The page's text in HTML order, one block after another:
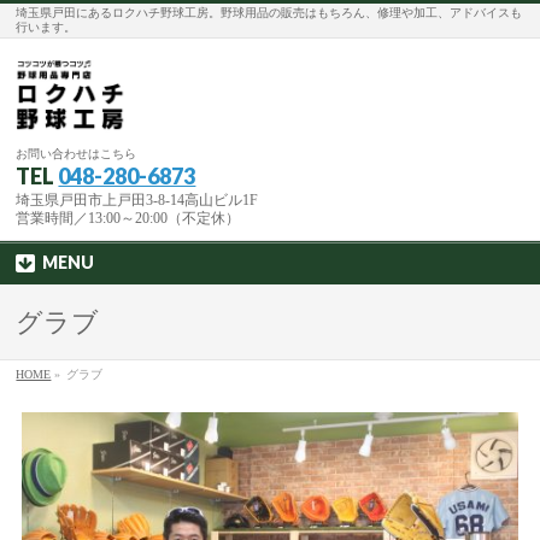
埼玉県戸田にあるロクハチ野球工房。野球用品の販売はもちろん、修理や加工、アドバイスも
行います。
お問い合わせはこちら
TEL 048-280-6873
埼玉県戸田市上戸田3-8-14高山ビル1F
営業時間／13:00～20:00（不定休）
MENU
グラブ
HOME » グラブ